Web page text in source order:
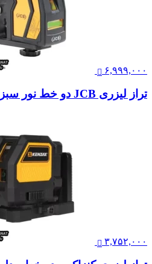
۶,۹۹۹,۰۰۰
تراز لیزری JCB دو خط نور سبز مدل JCB88G
۳,۷۵۲,۰۰۰